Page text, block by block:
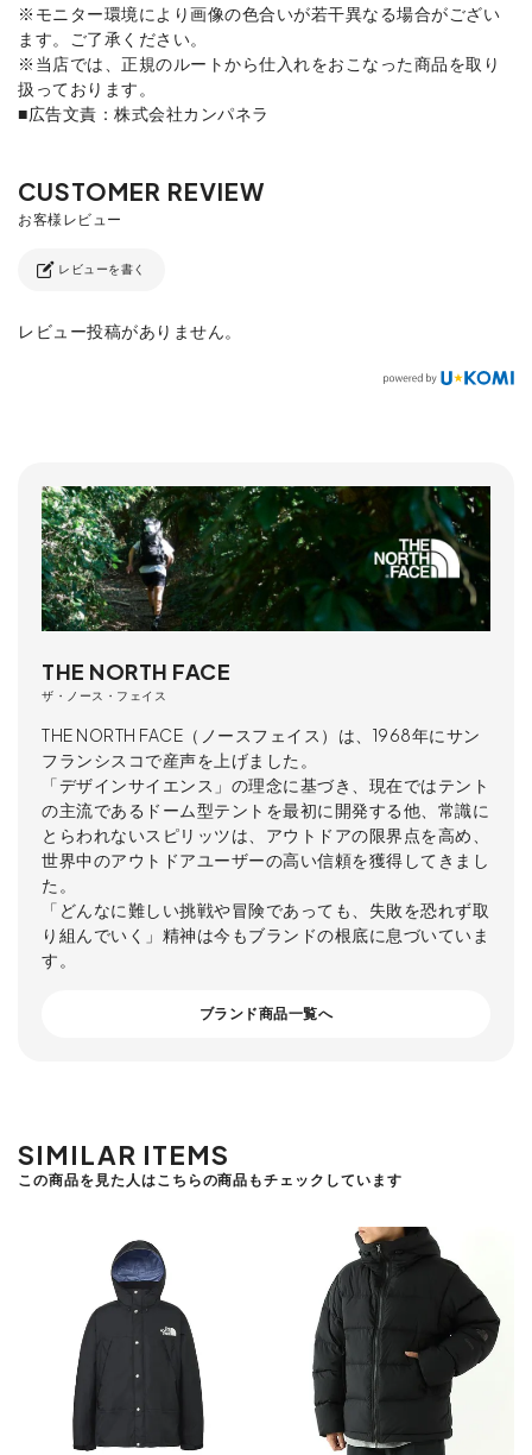
※モニター環境により画像の色合いが若干異なる場合がござい
ます。ご了承ください。
※当店では、正規のルートから仕入れをおこなった商品を取り
扱っております。
■広告文責：株式会社カンパネラ
レビューを書く
レビュー投稿がありません。
THE NORTH FACE
ザ・ノース・フェイス
THE NORTH FACE（ノースフェイス）は、1968年にサン
フランシスコで産声を上げました。
「デザインサイエンス」の理念に基づき、現在ではテント
の主流であるドーム型テントを最初に開発する他、常識に
とらわれないスピリッツは、アウトドアの限界点を高め、
世界中のアウトドアユーザーの高い信頼を獲得してきまし
た。
「どんなに難しい挑戦や冒険であっても、失敗を恐れず取
り組んでいく」精神は今もブランドの根底に息づいていま
す。
ブランド商品一覧へ
SIMILAR ITEMS
この商品を見た人はこちらの商品もチェックしています